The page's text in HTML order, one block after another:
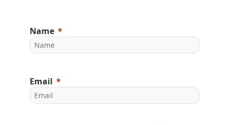
Name
Email